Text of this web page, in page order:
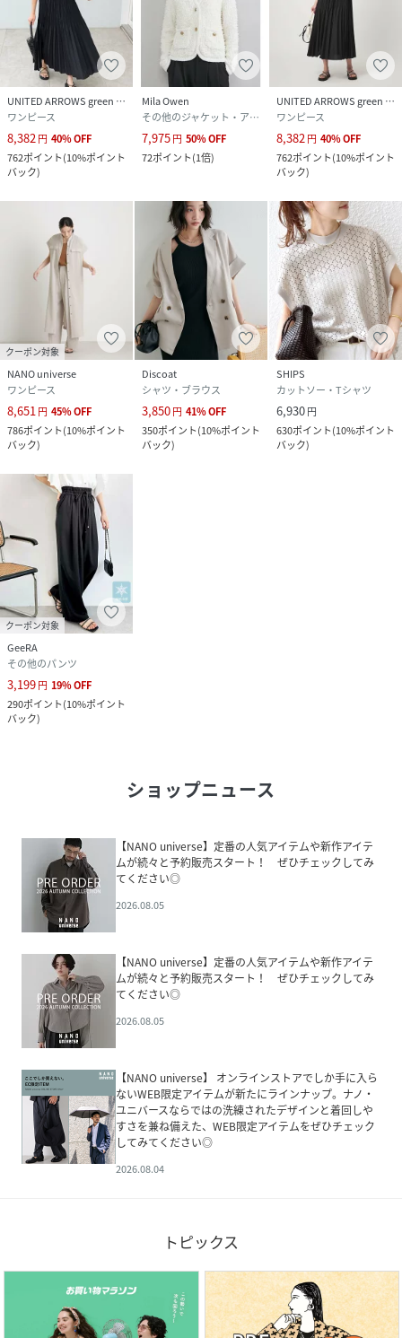
UNITED ARROWS green label relaxing
ワンピース
8,382 円 40%OFF
762ポイント(10%ポイント
バック)
Mila Owen
その他のジャケット・アウター
7,975円 50%OFF
72ポイント(1倍)
UNITED ARROWS green label relaxing
ワンピース
8,382 円 40%OFF
762ポイント(10%ポイント
バック)
クーポン対象
NANO universe
ワンピース
8,651円 45%OFF
786ポイント(10%ポイント
バック)
Discoat
シャツ・ブラウス
3,850円 41%OFF
350ポイント(10%ポイント
バック)
SHIPS
カットソー・Tシャツ
6,930円
630ポイント(10%ポイント
バック)
クーポン対象
GeeRA
その他のパンツ
3,199円 19%OFF
290ポイント(10%ポイント
バック)
ショップニュース
【NANO universe】定番の人気アイテムや新作アイテ
ムが続々と予約販売スタート！ ぜひチェックしてみ
てください◎
2026.08.05
【NANO universe】定番の人気アイテムや新作アイテ
ムが続々と予約販売スタート！ ぜひチェックしてみ
てください◎
2026.08.05
【NANO universe】 オンラインストアでしか手に入ら
ないWEB限定アイテムが新たにラインナップ。ナノ・
ユニバースならではの洗練されたデザインと着回しや
すさを兼ね備えた、WEB限定アイテムをぜひチェック
してみてください◎
2026.08.04
トピックス